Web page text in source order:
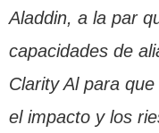
Aladdin, a la par
capacidades de
Clarity Al para
el impacto y los